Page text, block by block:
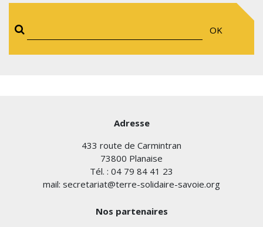
OK
Adresse
433 route de Carmintran
73800 Planaise
Tél. : 04 79 84 41 23
mail: secretariat@terre-solidaire-savoie.org
Nos partenaires